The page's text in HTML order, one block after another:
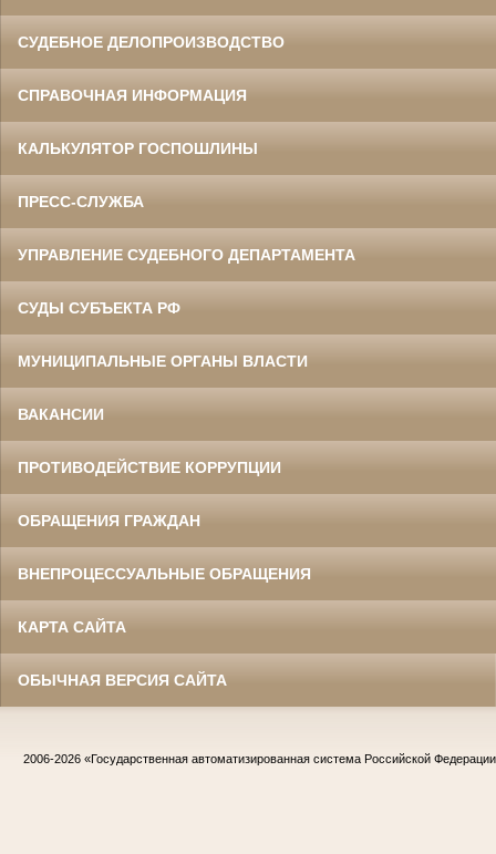
СУДЕБНОЕ ДЕЛОПРОИЗВОДСТВО
СПРАВОЧНАЯ ИНФОРМАЦИЯ
КАЛЬКУЛЯТОР ГОСПОШЛИНЫ
ПРЕСС-СЛУЖБА
УПРАВЛЕНИЕ СУДЕБНОГО ДЕПАРТАМЕНТА
СУДЫ СУБЪЕКТА РФ
МУНИЦИПАЛЬНЫЕ ОРГАНЫ ВЛАСТИ
ВАКАНСИИ
ПРОТИВОДЕЙСТВИЕ КОРРУПЦИИ
ОБРАЩЕНИЯ ГРАЖДАН
ВНЕПРОЦЕССУАЛЬНЫЕ ОБРАЩЕНИЯ
КАРТА САЙТА
ОБЫЧНАЯ ВЕРСИЯ САЙТА
2006-2026 «Государственная автоматизированная система Российской